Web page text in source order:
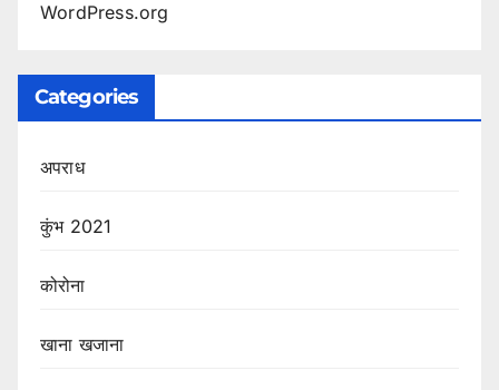
WordPress.org
Categories
अपराध
कुंभ 2021
कोरोना
खाना खजाना